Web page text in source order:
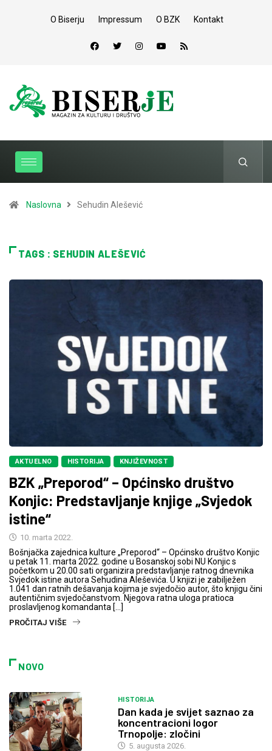
O Biserju Impressum O BZK Kontakt
Naslovna Sehudin Alešević
TAGS : SEHUDIN ALEŠEVIĆ
AKTUELNO HISTORIJA KNJIŽEVNOST
BZK „Preporod“ – Općinsko društvo
Konjic: Predstavljanje knjige „Svjedok
istine“
10. marta 2022.
Bošnjačka zajednica kulture „Preporod“ – Općinsko društvo Konjic
u petak 11. marta 2022. godine u Bosanskoj sobi NU Konjic s
početkom u 20.00 sati organizira predstavljanje ratnog dnevnika
Svjedok istine autora Sehudina Aleševića. U knjizi je zabilježen
1.041 dan ratnih dešavanja kojima je svjedočio autor, što knjigu čini
autentičnim svjedočanstvom. Njegova ratna uloga pratioca
proslavljenog komandanta […]
PROČITAJ VIŠE
NOVO
HISTORIJA
Dan kada je svijet saznao za
koncentracioni logor
Trnopolje: zločini
5. augusta 2026.